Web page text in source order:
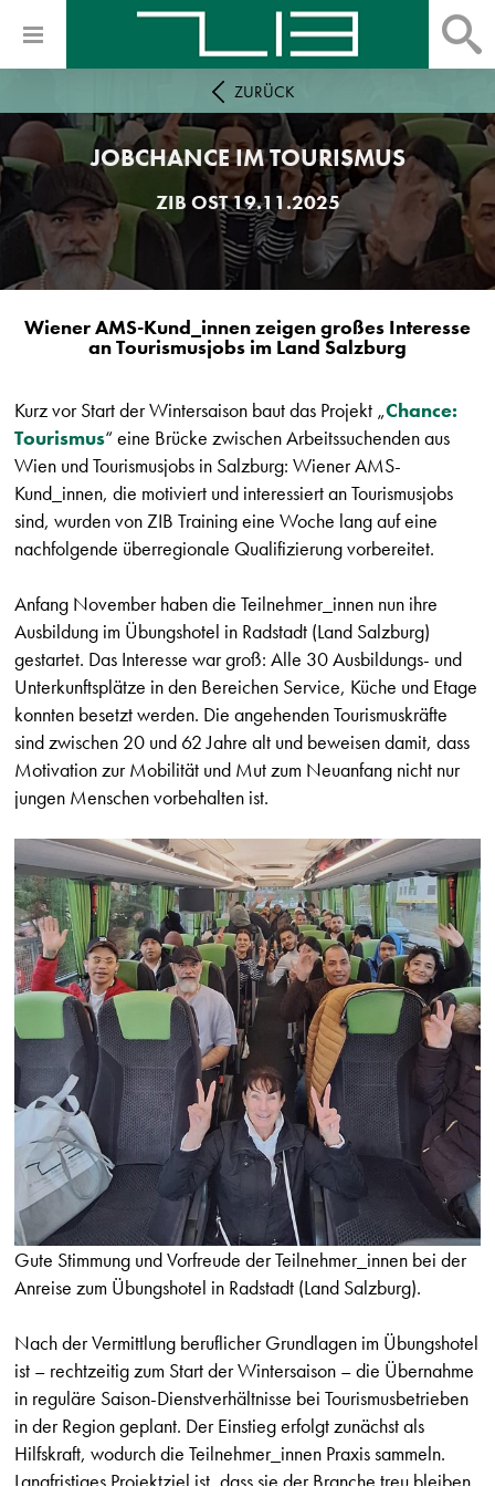
ZURÜCK
JOBCHANCE IM TOURISMUS
ZIB OST19.11.2025
Wiener AMS-Kund_innen zeigen großes Interesse
an Tourismusjobs im Land Salzburg
Kurz vor Start der Wintersaison baut das Projekt „Chance:
Tourismus“ eine Brücke zwischen Arbeitssuchenden aus
Wien und Tourismusjobs in Salzburg: Wiener AMS-
Kund_innen, die motiviert und interessiert an Tourismusjobs
sind, wurden von ZIB Training eine Woche lang auf eine
nachfolgende überregionale Qualifizierung vorbereitet.
Anfang November haben die Teilnehmer_innen nun ihre
Ausbildung im Übungshotel in Radstadt (Land Salzburg)
gestartet. Das Interesse war groß: Alle 30 Ausbildungs- und
Unterkunftsplätze in den Bereichen Service, Küche und Etage
konnten besetzt werden. Die angehenden Tourismuskräfte
sind zwischen 20 und 62 Jahre alt und beweisen damit, dass
Motivation zur Mobilität und Mut zum Neuanfang nicht nur
jungen Menschen vorbehalten ist.
Gute Stimmung und Vorfreude der Teilnehmer_innen bei der
Anreise zum Übungshotel in Radstadt (Land Salzburg).
Nach der Vermittlung beruflicher Grundlagen im Übungshotel
ist – rechtzeitig zum Start der Wintersaison – die Übernahme
in reguläre Saison-Dienstverhältnisse bei Tourismusbetrieben
in der Region geplant. Der Einstieg erfolgt zunächst als
Hilfskraft, wodurch die Teilnehmer_innen Praxis sammeln.
Langfristiges Projektziel ist, dass sie der Branche treu bleiben